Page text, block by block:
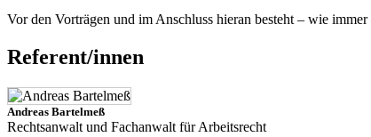
Vor den Vorträgen und im Anschluss hieran besteht – wie
Referent/innen
Andreas Bartelmeß
Rechtsanwalt und Fachanwalt für Arbeitsrecht